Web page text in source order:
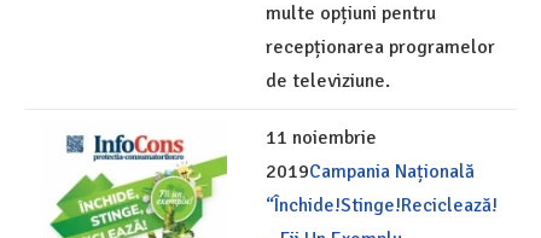
multe opțiuni pentru
recepționarea programelor
de televiziune.
11 noiembrie
2019Campania Națională
“Închide!Stinge!Reciclează!